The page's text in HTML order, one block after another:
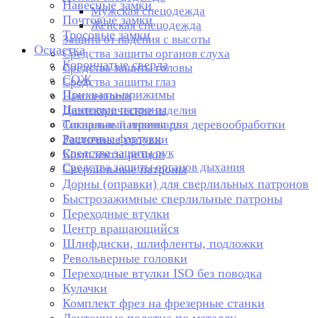
Мужская спецодежда
Женская спецодежда
Защита от падения с высоты
Средства защиты органов слуха
Средства защиты головы
Средства защиты глаз
Наколенники
Диэлектрические изделия
Сигнальный инвентарь
Защитные фартуки
Средства защиты рук
Средства защиты органов дыхания
Навесные замки
Почтовые замки
Тросовые замки
Оснастка
Корончатые сверла
СОЖ
Прихваты-прижимы
Цанговые патроны
Токарные патроны для деревообработки
Расточные головки
Комплекты резцов
Сверлильные патроны
Дорны (оправки) для сверлильных патронов
Быстрозажимные сверлильные патроны
Переходные втулки
Центр вращающийся
Шлифдиски, шлифленты, подложки
Револьверные головки
Переходные втулки ISO без поводка
Кулачки
Комплект фрез на фрезерные станки